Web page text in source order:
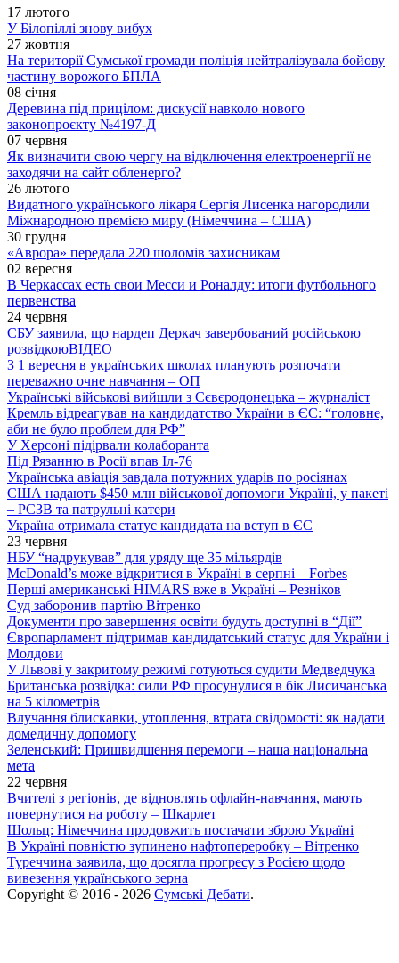
17 лютого
У Білопіллі знову вибух
27 жовтня
На території Сумської громади поліція нейтралізувала бойову
частину ворожого БПЛА
08 січня
Деревина під прицілом: дискусії навколо нового
законопроєкту №4197-Д
07 червня
Як визначити свою чергу на відключення електроенергії не
заходячи на сайт обленерго?
26 лютого
Видатного українського лікаря Сергія Лисенка нагородили
Міжнародною премією миру (Німеччина – США)
30 грудня
«Аврора» передала 220 шоломів захисникам
02 вересня
В Черкассах есть свои Месси и Роналду: итоги футбольного
первенства
24 червня
СБУ заявила, що нардеп Деркач завербований російською
розвідкоюВІДЕО
З 1 вересня в українських школах планують розпочати
переважно очне навчання – ОП
Українські військові вийшли з Сєвєродонецька – журналіст
Кремль відреагував на кандидатство України в ЄС: “головне,
аби не було проблем для РФ”
У Херсоні підірвали колаборанта
Під Рязанню в Росії впав Іл-76
Українська авіація завдала потужних ударів по росіянах
США надають $450 млн військової допомоги Україні, у пакеті
– РСЗВ та патрульні катери
Україна отримала статус кандидата на вступ в ЄС
23 червня
НБУ “надрукував” для уряду ще 35 мільярдів
McDonald’s може відкритися в Україні в серпні – Forbes
Перші американські HIMARS вже в Україні – Резніков
Суд заборонив партію Вітренко
Документи про завершення освіти будуть доступні в “Дії”
Європарламент підтримав кандидатський статус для України і
Молдови
У Львові у закритому режимі готуються судити Медведчука
Британська розвідка: сили РФ просунулися в бік Лисичанська
на 5 кілометрів
Влучання блискавки, утоплення, втрата свідомості: як надати
домедичну допомогу
Зеленський: Пришвидшення перемоги – наша національна
мета
22 червня
Вчителі з регіонів, де відновлять офлайн-навчання, мають
повернутися на роботу – Шкарлет
Шольц: Німеччина продовжить постачати зброю Україні
В Україні повністю зупинено нафтопереробку – Вітренко
Туреччина заявила, що досягла прогресу з Росією щодо
вивезення українського зерна
Copyright © 2016 - 2026 Сумські Дебати.